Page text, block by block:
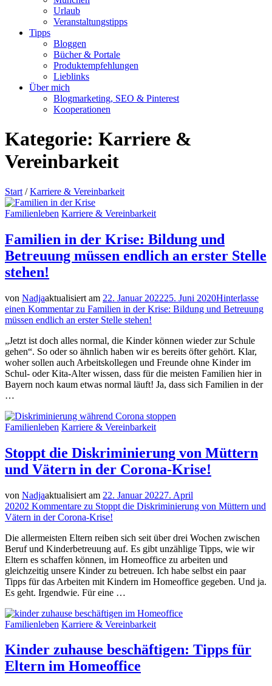
Urlaub
Veranstaltungstipps
Tipps
Bloggen
Bücher & Portale
Produktempfehlungen
Lieblinks
Über mich
Blogmarketing, SEO & Pinterest
Kooperationen
Kategorie: Karriere &
Vereinbarkeit
Start / Karriere & Vereinbarkeit
Familienleben Karriere & Vereinbarkeit
Familien in der Krise: Bildung und
Betreuung müssen endlich an erster Stelle
stehen!
von Nadjaaktualisiert am 22. Januar 202225. Juni 2020Hinterlasse
einen Kommentarzu Familien in der Krise: Bildung und Betreuung
müssen endlich an erster Stelle stehen!
„Jetzt ist doch alles normal, die Kinder können wieder zur Schule
gehen“. So oder so ähnlich haben wir es bereits öfter gehört. Klar,
woher sollen auch Arbeitskollegen und Freunde ohne Kinder im
Schul- oder Kita-Alter wissen, dass für die meisten Familien hier in
Bayern noch kaum etwas normal läuft! Ja, dass sich Familien in der
…
Familienleben Karriere & Vereinbarkeit
Stoppt die Diskriminierung von Müttern
und Vätern in der Corona-Krise!
von Nadjaaktualisiert am 22. Januar 20227. April
20202 Kommentare zu Stoppt die Diskriminierung von Müttern und
Vätern in der Corona-Krise!
Die allermeisten Eltern reiben sich seit über drei Wochen zwischen
Beruf und Kinderbetreuung auf. Es gibt unzählige Tipps, wie wir
Eltern es schaffen können, im Homeoffice zu arbeiten und
gleichzeitig unsere Kinder zu betreuen. Ich habe selbst ein paar
Tipps für das Arbeiten mit Kindern im Homeoffice gegeben. Und ja.
Es geht. Irgendwie. Für eine …
Familienleben Karriere & Vereinbarkeit
Kinder zuhause beschäftigen: Tipps für
Eltern im Homeoffice